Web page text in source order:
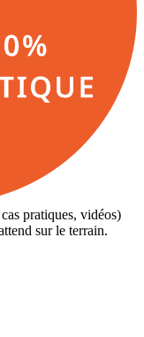
pratiques, vidéos)
sur le terrain.